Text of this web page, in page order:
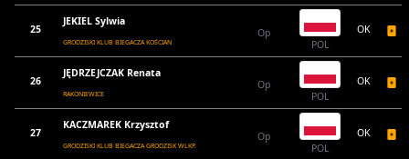
25
JEKIEL Sylwia
GRODZISKI KLUB BIEGACZA KOŚCIAN
Op
POL
OK
26
JĘDRZEJCZAK Renata
RAKONIEWICE
Op
POL
OK
27
KACZMAREK Krzysztof
GRODZISKI KLUB BIEGACZA GRODZISK WLKP.
Op
POL
OK